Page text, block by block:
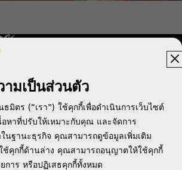
ประเทศไทย
ามเป็นส่วนตัว
มิตร (“เรา”) ใช้คุกกี้เพื่อดำเนินการเว็บไซต์
อหาที่ปรับให้เหมาะกับคุณ และจัดการ
ในฐานะธุรกิจ คุณสามารถดูข้อมูลเพิ่มเติม
ใช้คุกกี้ด้านล่าง คุณสามารถอนุญาตให้ใช้คุกกี้
การ หรือปฏิเสธคุกกี้ทั้งหมด